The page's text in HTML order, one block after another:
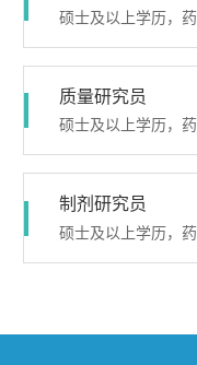
硕士及以上学历，
质量研究员
制剂研究员